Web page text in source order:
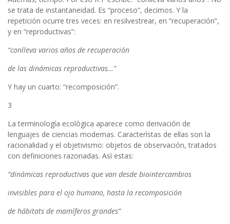
se trata de instantaneidad. Es “proceso”, decimos. Y la
repetición ocurre tres veces: en resilvestrear, en “recuperación”,
y en “reproductivas”:
“conlleva varios años de recuperación
de las dinámicas reproductivas…”
Y hay un cuarto: “recomposición”.
3
La terminología ecològica aparece como derivación de
lenguajes de ciencias modernas. Caracterìstas de ellas son la
racionalidad y el objetivismo: objetos de observación, tratados
con definiciones razonadas. Asì estas:
“dinámicas reproductivas que van desde biointercambios
invisibles para el ojo humano, hasta la recomposición
de hábitats de mamíferos grandes”